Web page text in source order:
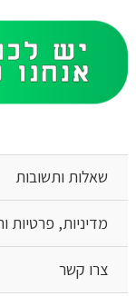
שאלות ותשובות
מדיניות, פרטיות
צרו קשר